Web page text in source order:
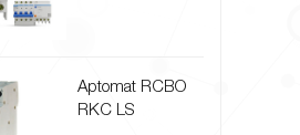
Aptomat RCBO
RKC LS